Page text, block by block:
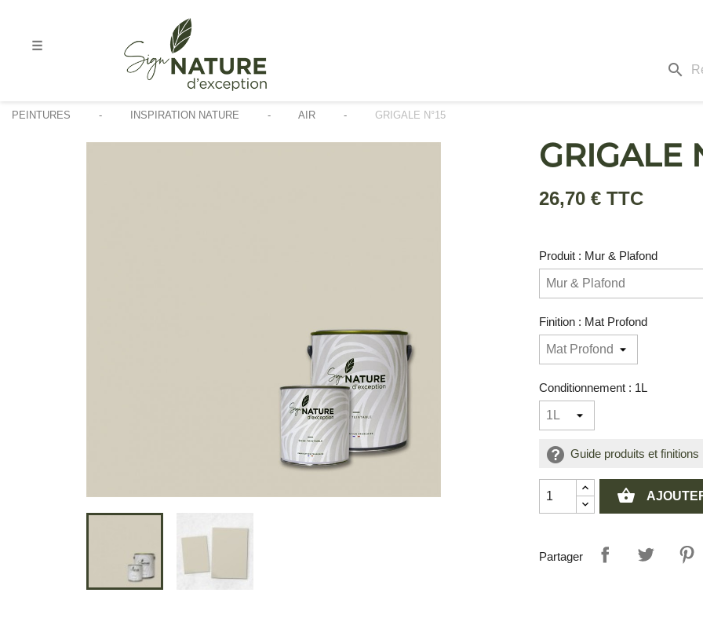
☰
search
PEINTURES INSPIRATION NATURE AIR GRIGALE N°15
GRIGALE
26,70 € TTC
Produit : Mur & Plafond
Finition : Mat Profond
Conditionnement : 1L
Guide produits et finitions
shopping_basket
Partager